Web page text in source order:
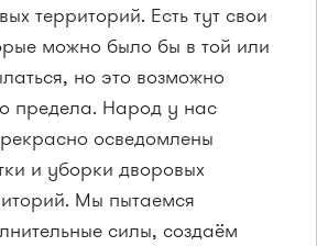
территорий. Есть тут свои
можно было бы в той или
но это возможно
предела. Народ у нас
осведомлены
и уборки дворовых
Мы пытаемся
силы, создаём